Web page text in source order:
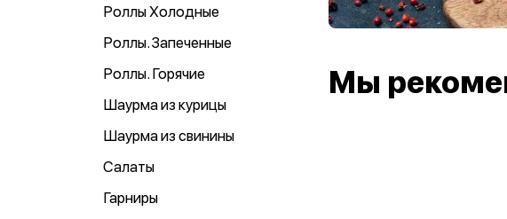
Роллы Холодные
Роллы. Запеченные
Роллы. Горячие
Шаурма из курицы
Шаурма из свинины
Салаты
Гарниры
Мы